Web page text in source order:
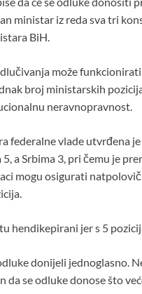
ministar iz reda sva tri
BiH.
može
broj ministarskih
neravnopravnost.
federalne vlade utvrđena
a Srbima 3, pri čemu je
mogu osigurati
hendikepirani jer s 5
donijeli jednoglasno.
da se odluke donose što